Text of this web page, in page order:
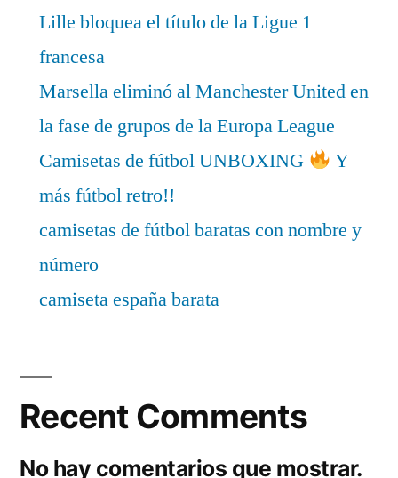
Lille bloquea el título de la Ligue 1
francesa
Marsella eliminó al Manchester United en
la fase de grupos de la Europa League
Camisetas de fútbol UNBOXING
Y
más fútbol retro!!
camisetas de fútbol baratas con nombre y
número
camiseta españa barata
Recent Comments
No hay comentarios que mostrar.